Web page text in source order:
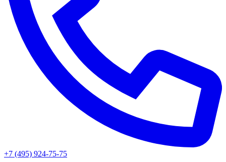
+7 (495) 924-75-75